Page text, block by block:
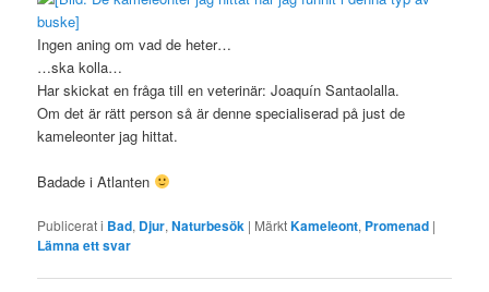
Ingen aning om vad de heter…
…ska kolla…
Har skickat en fråga till en veterinär: Joaquín Santaolalla.
Om det är rätt person så är denne specialiserad på just de
kameleonter jag hittat.
Badade i Atlanten
Publicerat i Bad, Djur,Naturbesök | MärktKameleont, Promenad |
Lämna ett svar